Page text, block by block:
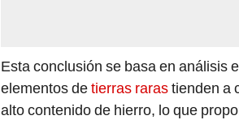
Esta conclusión se basa en análisis
elementos detierras rarastienden a
alto contenido de hierro, lo que